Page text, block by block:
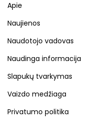
Apie
Naujienos
Naudotojo vadovas
Naudinga informacija
Slapukų tvarkymas
Vaizdo medžiaga
Privatumo politika